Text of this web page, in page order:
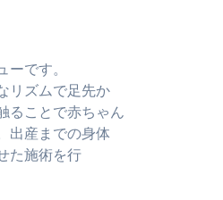
ーです。
リズムで足先か
ることで赤ちゃん
出産までの身体
た施術を行